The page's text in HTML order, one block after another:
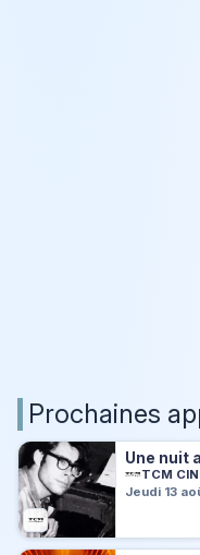
Prochaines
Une nuit
TCM
Jeudi 13